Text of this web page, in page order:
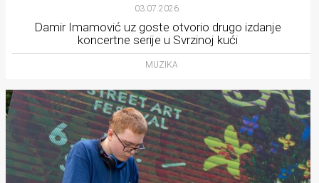
03.07.2026.
Damir Imamović uz goste otvorio drugo izdanje
koncertne serije u Svrzinoj kući
MUZIKA